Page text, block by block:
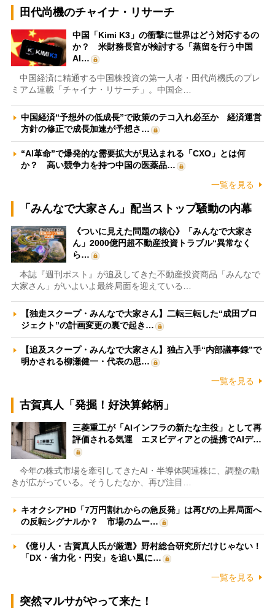
田代尚機のチャイナ・リサーチ
中国「Kimi K3」の衝撃に世界はどう対応するの
か？ 米財務長官が検討する「蒸留を行う中国
AI…
中国経済に精通する中国株投資の第一人者・田代尚機氏のプレ
ミアム連載「チャイナ・リサーチ」。中国企…
中国経済“予想外の低成長”で政策のテコ入れ必至か 経済運営
方針の修正で成長加速が予想さ…
“AI革命”で爆発的な需要拡大が見込まれる「CXO」とは何
か？ 高い競争力を持つ中国の医薬品…
一覧を見る
「みんなで大家さん」配当ストップ騒動の内幕
《ついに見えた問題の核心》「みんなで大家さ
ん」2000億円超不動産投資トラブル“異常なく
ら…
本誌『週刊ポスト』が追及してきた不動産投資商品「みんなで
大家さん」がいよいよ最終局面を迎えている…
【独走スクープ・みんなで大家さん】二転三転した“成田プロ
ジェクト”の計画変更の裏で起き…
【追及スクープ・みんなで大家さん】独占入手“内部議事録”で
明かされる柳瀬健一・代表の思…
一覧を見る
古賀真人「発掘！好決算銘柄」
三菱重工が「AIインフラの新たな主役」として再
評価される気運 エヌビディアとの提携でAIデ…
今年の株式市場を牽引してきたAI・半導体関連株に、調整の動
きが広がっている。そうしたなか、再び注目…
キオクシアHD「7万円割れからの急反発」は再びの上昇局面へ
の反転シグナルか？ 市場のムー…
《億り人・古賀真人氏が厳選》野村総合研究所だけじゃない！
「DX・省力化・円安」を追い風に…
一覧を見る
突然マルサがやって来た！